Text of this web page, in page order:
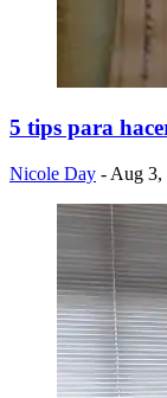
5 tips para
Nicole Day - Aug 3,